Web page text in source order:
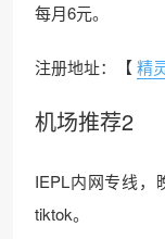
每月6元。
注册地址：【精
机场推荐2
IEPL内网专线，
tiktok。